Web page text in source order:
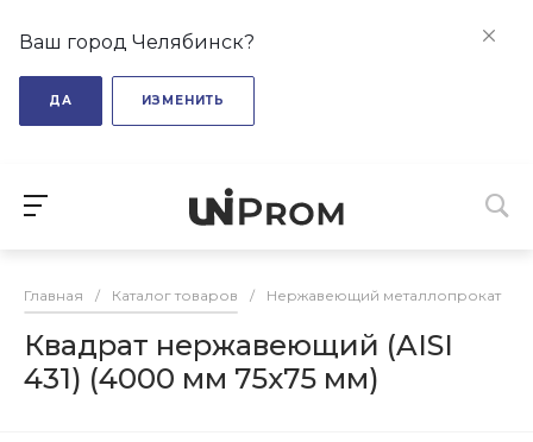
Ваш город Челябинск?
ДА ИЗМЕНИТЬ
Главная / Каталог товаров / Нержавеющий металлопрокат
Квадрат нержавеющий (AISI
431) (4000 мм 75x75 мм)